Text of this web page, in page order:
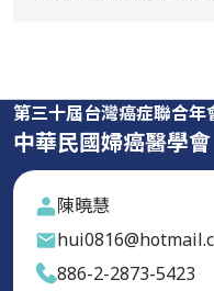
第三十屆台灣癌症聯合年
中華民國婦癌醫學會
陳曉慧
886-2-2873-5423